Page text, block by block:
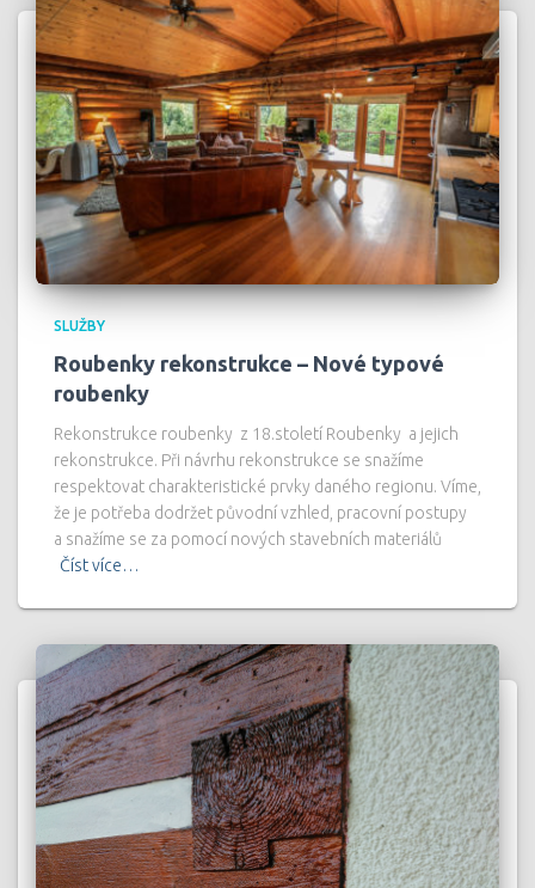
SLUŽBY
Roubenky rekonstrukce – Nové typové
roubenky
Rekonstrukce roubenky z 18.století Roubenky a jejich
rekonstrukce. Při návrhu rekonstrukce se snažíme
respektovat charakteristické prvky daného regionu. Víme,
že je potřeba dodržet původní vzhled, pracovní postupy
a snažíme se za pomocí nových stavebních materiálů
Číst více…